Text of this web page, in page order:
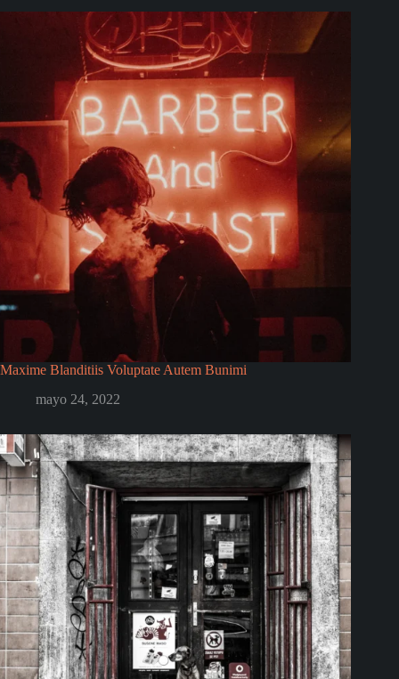
Maxime Blanditiis Voluptate Autem Bunimi
mayo 24, 2022